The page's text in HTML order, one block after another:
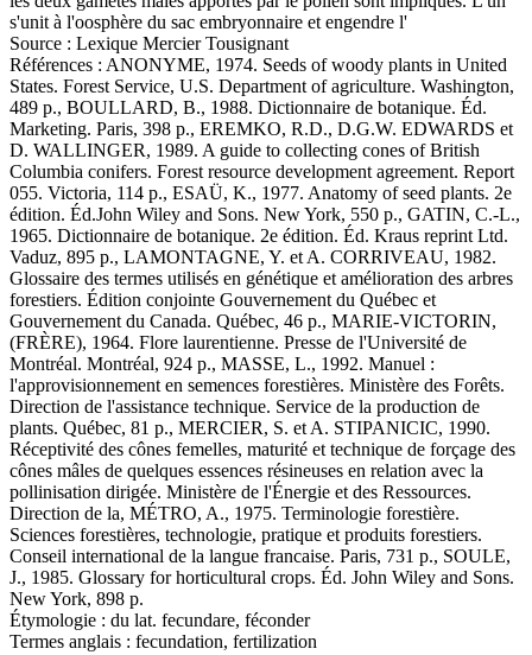
s'unit à l'oosphère du sac embryonnaire et engendre l'
Source : Lexique Mercier Tousignant
Références : ANONYME, 1974. Seeds of woody plants in United
States. Forest Service, U.S. Department of agriculture. Washington,
489 p., BOULLARD, B., 1988. Dictionnaire de botanique. Éd.
Marketing. Paris, 398 p., EREMKO, R.D., D.G.W. EDWARDS et
D. WALLINGER, 1989. A guide to collecting cones of British
Columbia conifers. Forest resource development agreement. Report
055. Victoria, 114 p., ESAÜ, K., 1977. Anatomy of seed plants. 2e
édition. Éd.John Wiley and Sons. New York, 550 p., GATIN, C.-L.,
1965. Dictionnaire de botanique. 2e édition. Éd. Kraus reprint Ltd.
Vaduz, 895 p., LAMONTAGNE, Y. et A. CORRIVEAU, 1982.
Glossaire des termes utilisés en génétique et amélioration des arbres
forestiers. Édition conjointe Gouvernement du Québec et
Gouvernement du Canada. Québec, 46 p., MARIE-VICTORIN,
(FRÈRE), 1964. Flore laurentienne. Presse de l'Université de
Montréal. Montréal, 924 p., MASSE, L., 1992. Manuel :
l'approvisionnement en semences forestières. Ministère des Forêts.
Direction de l'assistance technique. Service de la production de
plants. Québec, 81 p., MERCIER, S. et A. STIPANICIC, 1990.
Réceptivité des cônes femelles, maturité et technique de forçage des
cônes mâles de quelques essences résineuses en relation avec la
pollinisation dirigée. Ministère de l'Énergie et des Ressources.
Direction de la, MÉTRO, A., 1975. Terminologie forestière.
Sciences forestières, technologie, pratique et produits forestiers.
Conseil international de la langue francaise. Paris, 731 p., SOULE,
J., 1985. Glossary for horticultural crops. Éd. John Wiley and Sons.
New York, 898 p.
Étymologie : du lat. fecundare, féconder
Termes anglais : fecundation, fertilization